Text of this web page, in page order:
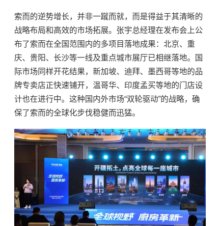
索而的逆势增长，并非一蹴而就，而是得益于其清晰的
战略布局和高效的市场拓展。 张宇总经理在发布会上公
布了索而在全国范围内的多项目落地成果：北京、重
庆、贵阳、长沙等一线及重点城市展厅已相继落地。国
际市场同样开花结果，新加坡、迪拜、墨西哥等地的品
牌专卖店正快速铺开，温哥华、印度孟买等地的门店设
计也在进行中。这种国内外市场“双轮驱动”的战略，确
保了索而的全球化步伐稳健而迅猛。